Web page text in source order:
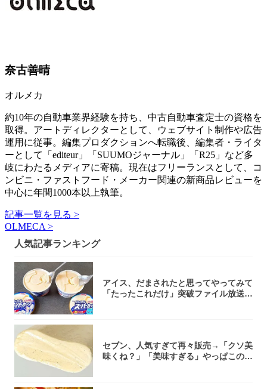
奈古善晴
オルメカ
約10年の自動車業界経験を持ち、中古自動車査定士の資格を
取得。アートディレクターとして、ウェブサイト制作や広告
運用に従事。編集プロダクションへ転職後、編集者・ライタ
ーとして「editeur」「SUUMOジャーナル」「R25」など多
岐にわたるメディアに寄稿。現在はフリーランスとして、コ
ンビニ・ファストフード・メーカー関連の新商品レビューを
中心に年間1000本以上執筆。
記事一覧を見る >
OLMECA >
人気記事ランキング
アイス、だまされたと思ってやってみて
「たったこれだけ」突破ファイル放送で
セブン、人気すぎて再々販売→「クソ美
味くね？」「美味すぎる」やっぱこのク